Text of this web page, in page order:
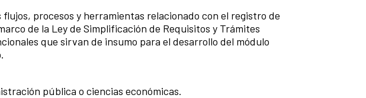
procesos y herramientas relacionado con el registro de
de la Ley de Simplificación de Requisitos y Trámites
que sirvan de insumo para el desarrollo del módulo
pública o ciencias económicas.